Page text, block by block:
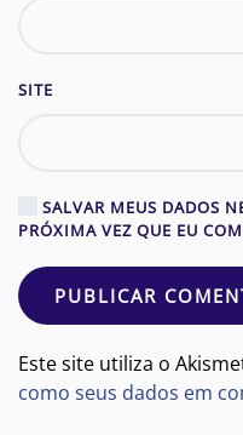
SITE
SALVAR MEUS DADOS
PRÓXIMA VEZ QUE EU
PUBLICAR
Este site utiliza o
como seus dados em